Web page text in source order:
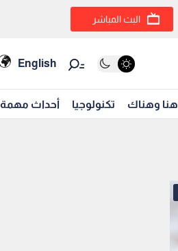
البث المباشر
English
هنا وهناك تكنولوجيا أحداث مهمة